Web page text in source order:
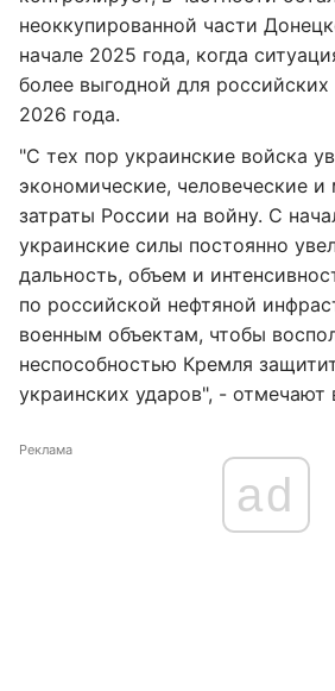
неоккупированной части
начале 2025 года, когда
более выгодной для
2026 года.
"С тех пор украинские войска
экономические, человеческие
затраты России на войну. С
украинские силы постоянно
дальность, объем и
по российской нефтяной
военным объектам, чтобы
неспособностью Кремля
украинских ударов", - отмечают
Реклама
ad